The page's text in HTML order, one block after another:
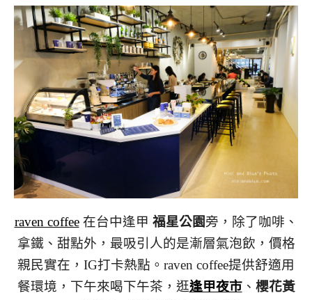
raven coffee在台中逢甲 福星公園旁，除了咖啡、
拿鐵、甜點外，最吸引人的是漸層氣泡飲，價格
親民實在，IG打卡熱點。raven coffee提供舒適用
餐環境，下午來喝下午茶，逛逢甲夜市、 櫻花黃